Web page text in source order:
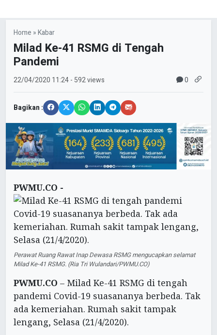
Home »Kabar
Milad Ke-41 RSMG di Tengah
Pandemi
22/04/2020 11:24- 592 views 0
Bagikan :
PWMU.CO -
Perawat Ruang Rawat Inap Dewasa RSMG mengucapkan selamat
Milad Ke-41 RSMG. (Ria Tri Wulandari/PWMU.CO)
PWMU.CO – Milad Ke-41 RSMG di tengah
pandemi Covid-19 suasananya berbeda. Tak
ada kemeriahan. Rumah sakit tampak
lengang, Selasa (21/4/2020).